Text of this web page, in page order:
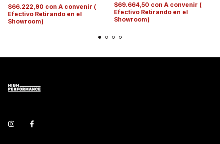
$66.222,90 con A convenir (
Efectivo Retirando en el
Showroom)
$69.664,50 con A convenir (
Efectivo Retirando en el
Showroom)